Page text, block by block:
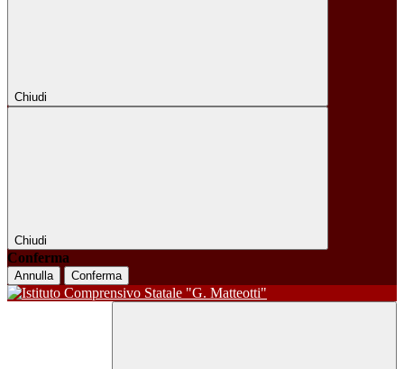
Chiudi
Chiudi
Conferma
Annulla Conferma